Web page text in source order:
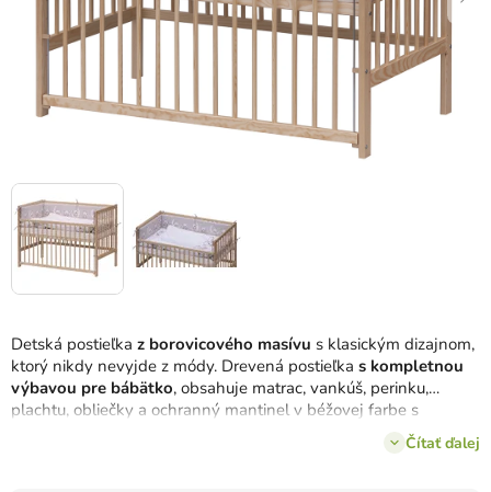
Detská postieľka z borovicového masívu s klasickým dizajnom,
ktorý nikdy nevyjde z módy. Drevená postieľka s kompletnou
výbavou pre bábätko, obsahuje matrac, vankúš, perinku,
plachtu, obliečky a ochranný mantinel v béžovej farbe s
Čítať ďalej